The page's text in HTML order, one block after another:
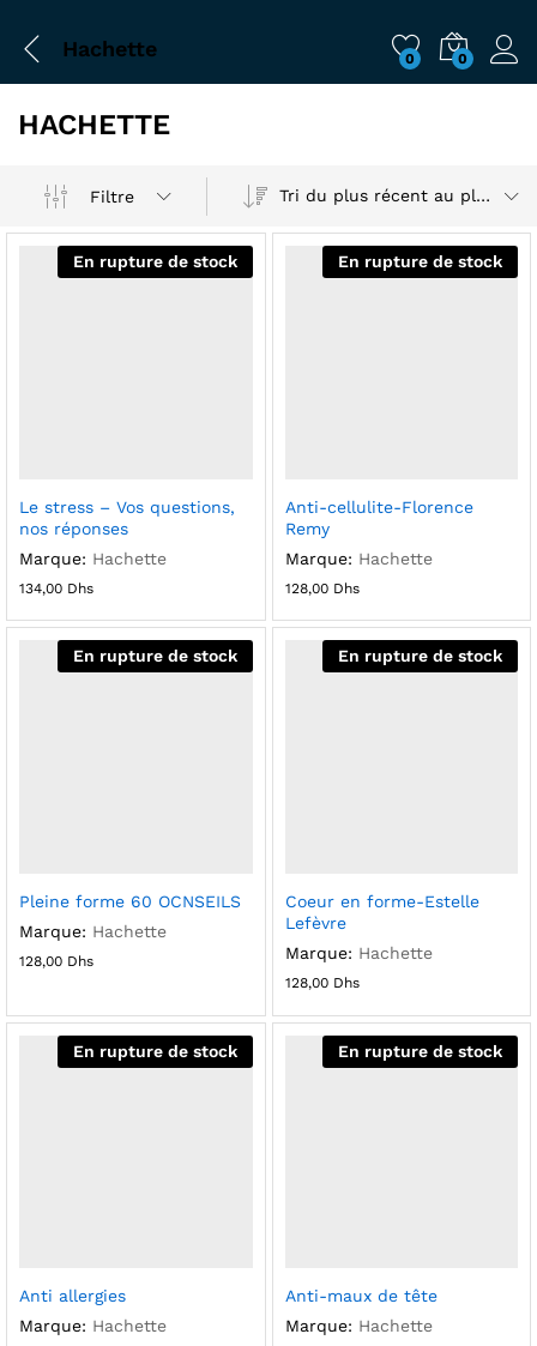
Hachette 0 0
HACHETTE
Filtre Tri du plus récent au plus ancien
En rupture de stock
Le stress – Vos questions,
nos réponses
Marque: Hachette
134,00 Dhs
En rupture de stock
Anti-cellulite-Florence
Remy
Marque: Hachette
128,00 Dhs
En rupture de stock
Pleine forme 60 OCNSEILS
Marque: Hachette
128,00 Dhs
En rupture de stock
Coeur en forme-Estelle
Lefèvre
Marque: Hachette
128,00 Dhs
En rupture de stock
Anti allergies
Marque: Hachette
En rupture de stock
Anti-maux de tête
Marque: Hachette